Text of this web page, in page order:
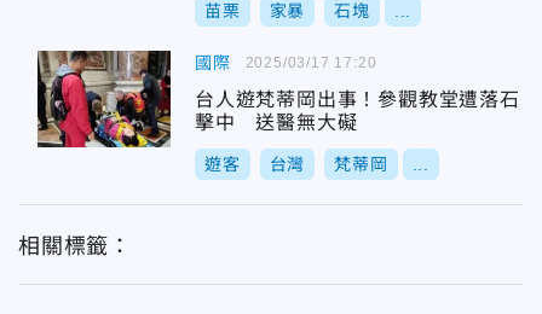
苗栗 家暴 石塊
國際
台人遊梵蒂岡出事！參觀教堂遭落石
擊中 送醫無大礙
遊客 台灣 梵蒂岡
2025/03/17 17:20
相關標籤：